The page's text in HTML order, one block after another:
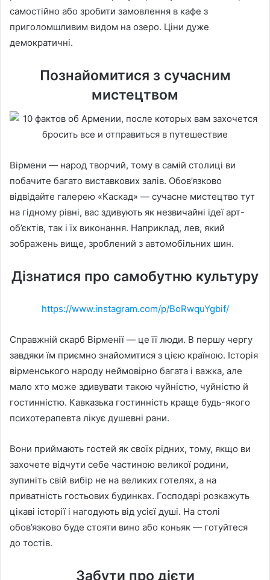
самостійно або зробити замовлення в кафе з
приголомшливим видом на озеро. Ціни дуже
демократичні.
Познайомитися з сучасним
мистецтвом
Вірмени — народ творчий, тому в самій столиці ви
побачите багато виставкових залів. Обов’язково
відвідайте галерею «Каскад» — сучасне мистецтво тут
на гідному рівні, вас здивують як незвичайні ідеї арт-
об’єктів, так і їх виконання. Наприклад, лев, який
зображень вище, зроблений з автомобільних шин.
Дізнатися про самобутню культуру
https://www.instagram.com/p/BoRwquYgbif/
Справжній скарб Вірменії — це її люди. В першу чергу
завдяки їм приємно знайомитися з цією країною. Історія
вірменського народу неймовірно багата і важка, але
мало хто може здивувати такою чуйністю, чуйністю й
гостинністю. Кавказька гостинність краще будь-якого
психотерапевта лікує душевні рани.
Вони приймають гостей як своїх рідних, тому, якщо ви
захочете відчути себе частиною великої родини,
зупиніть свій вибір не на великих готелях, а на
приватність гостьових будинках. Господарі розкажуть
цікаві історії і нагодують від усієї душі. На столі
обов’язково буде стояти вино або коньяк — готуйтеся
до тостів.
Забути про дієти